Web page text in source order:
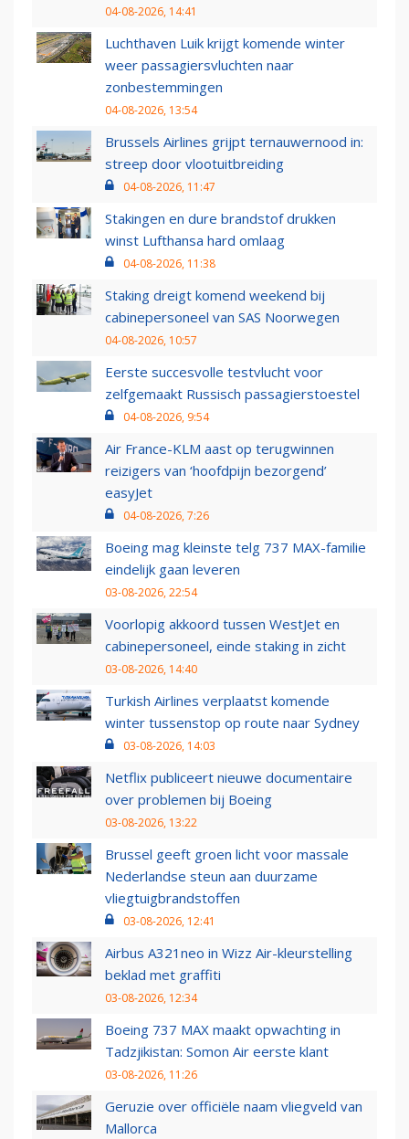
04-08-2026, 14:41
Luchthaven Luik krijgt komende winter
weer passagiersvluchten naar
zonbestemmingen
04-08-2026, 13:54
Brussels Airlines grijpt ternauwernood in:
streep door vlootuitbreiding
04-08-2026, 11:47
Stakingen en dure brandstof drukken
winst Lufthansa hard omlaag
04-08-2026, 11:38
Staking dreigt komend weekend bij
cabinepersoneel van SAS Noorwegen
04-08-2026, 10:57
Eerste succesvolle testvlucht voor
zelfgemaakt Russisch passagierstoestel
04-08-2026, 9:54
Air France-KLM aast op terugwinnen
reizigers van ‘hoofdpijn bezorgend’
easyJet
04-08-2026, 7:26
Boeing mag kleinste telg 737 MAX-familie
eindelijk gaan leveren
03-08-2026, 22:54
Voorlopig akkoord tussen WestJet en
cabinepersoneel, einde staking in zicht
03-08-2026, 14:40
Turkish Airlines verplaatst komende
winter tussenstop op route naar Sydney
03-08-2026, 14:03
Netflix publiceert nieuwe documentaire
over problemen bij Boeing
03-08-2026, 13:22
Brussel geeft groen licht voor massale
Nederlandse steun aan duurzame
vliegtuigbrandstoffen
03-08-2026, 12:41
Airbus A321neo in Wizz Air-kleurstelling
beklad met graffiti
03-08-2026, 12:34
Boeing 737 MAX maakt opwachting in
Tadzjikistan: Somon Air eerste klant
03-08-2026, 11:26
Geruzie over officiële naam vliegveld van
Mallorca